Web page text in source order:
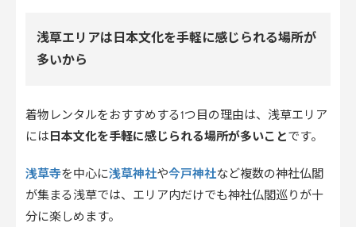
浅草エリアは日本文化を手軽に感じられる場所が
多いから
着物レンタルをおすすめする1つ目の理由は、浅草エリア
には日本文化を手軽に感じられる場所が多いことです。
浅草寺を中心に浅草神社や今戸神社など複数の神社仏閣
が集まる浅草では、エリア内だけでも神社仏閣巡りが十
分に楽しめます。